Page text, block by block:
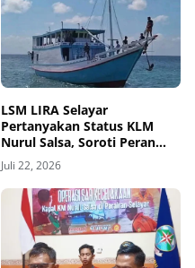
‎LSM LIRA Selayar
Pertanyakan Status KLM
Nurul Salsa, Soroti Peran
Otoritas, Agen, dan
Nakhoda
Juli 22, 2026